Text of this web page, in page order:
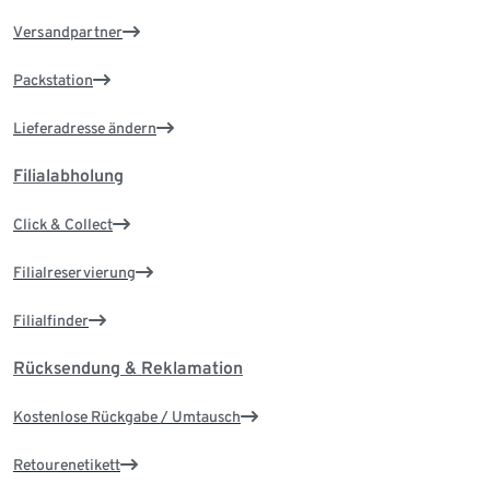
Versandpartner
Packstation
Lieferadresse ändern
Filialabholung
Click & Collect
Filialreservierung
Filialfinder
Rücksendung & Reklamation
Kostenlose Rückgabe / Umtausch
Retourenetikett